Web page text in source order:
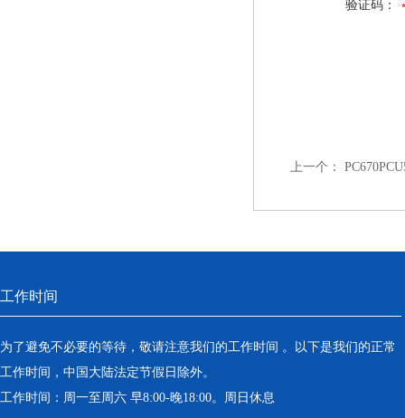
验证码：
上一个：
工作时间
为了避免不必要的等待，敬请注意我们的工作时间 。以下是我们的正常
工作时间，中国大陆法定节假日除外。
工作时间：周一至周六 早8:00-晚18:00。周日休息